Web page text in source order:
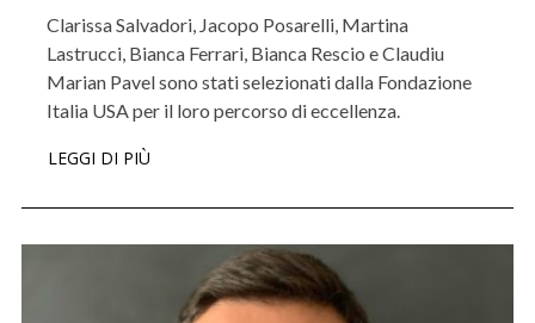
Clarissa Salvadori, Jacopo Posarelli, Martina
Lastrucci, Bianca Ferrari, Bianca Rescio e Claudiu
Marian Pavel sono stati selezionati dalla Fondazione
Italia USA per il loro percorso di eccellenza.
LEGGI DI PIÙ